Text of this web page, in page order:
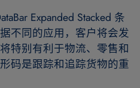
Expanded Stacked 条
不同的应用，客户将会发
特别有利于物流、零售和
码是跟踪和追踪货物的重